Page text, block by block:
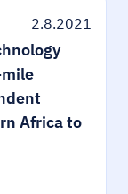
2.8.2021
Africa to